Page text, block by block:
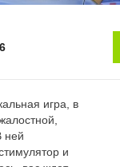
игра, в
ней
и